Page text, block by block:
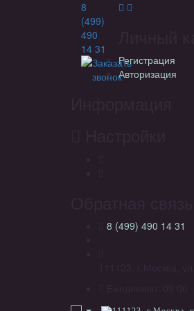
8
(499)
490
14 31
Заказать
звонок
Регистрация
Авторизация
8 (499) 490 14 31